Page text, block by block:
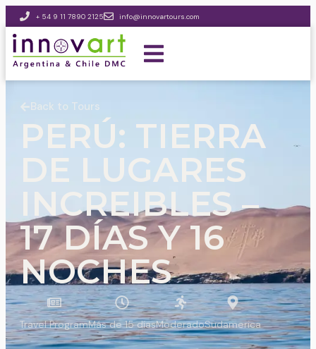
+ 54 9 11 7890 2125 info@innovartours.com
Back to Tours
PERÚ: TIERRA
DE LUGARES
INCREIBLES –
17 DÍAS Y 16
NOCHES
Travel ProgramMás de 15 díasModeradoSudamerica